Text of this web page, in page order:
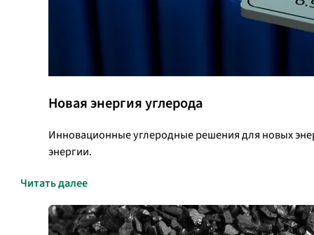
Новая энергия углерода
Инновационные углеродные решения для новых
энергии.
Читать далее